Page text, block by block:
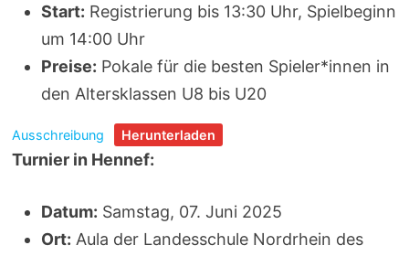
Start: Registrierung bis 13:30 Uhr, Spielbeginn
um 14:00 Uhr
Preise: Pokale für die besten Spieler*innen in
den Altersklassen U8 bis U20
Ausschreibung Herunterladen
Turnier in Hennef:
Datum: Samstag, 07. Juni 2025
Ort: Aula der Landesschule Nordrhein des